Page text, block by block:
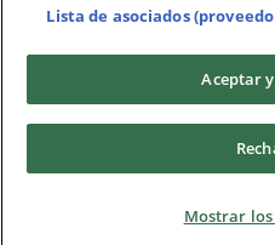
Copyright © Tiendeo ® 2026
Términos y condiciones
Lista de asociados
Aceptar
Mostrar